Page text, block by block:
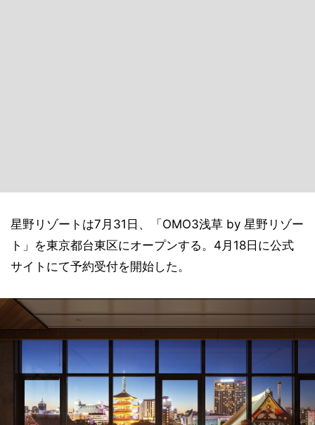
星野リゾートは7月31日、「OMO3浅草 by 星野リゾー
ト」を東京都台東区にオープンする。4月18日に公式
サイトにて予約受付を開始した。